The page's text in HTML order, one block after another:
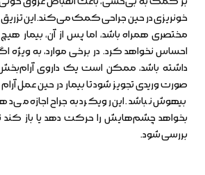
خونریزی در حین جراحی کمک می‌کند. این
مختصری همراه باشد، اما پس از آن، بیمار
احساس نخواهد کرد. در برخی موارد، به ویژه
داشته باشد، ممکن است یک داروی
صورت وریدی تجویز شود تا بیمار در حین عمل
بیهوش نباشد. این رویکرد به جراح اجازه می‌دهد
بخواهد چشم‌هایش را حرکت دهد یا باز کند
بررسی شود.